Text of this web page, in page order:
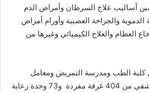
أساليب علاج السرطان وأمراض الدم
والجراحة العصبية وأورام أمراض
العظام والعلاج الكيميائي وغيرها من
الطب ومدرسة التمريض ومعامل
للأبحاث وتتكون المستشفي من 404 غرفة مفردة و73 وحدة رعاية